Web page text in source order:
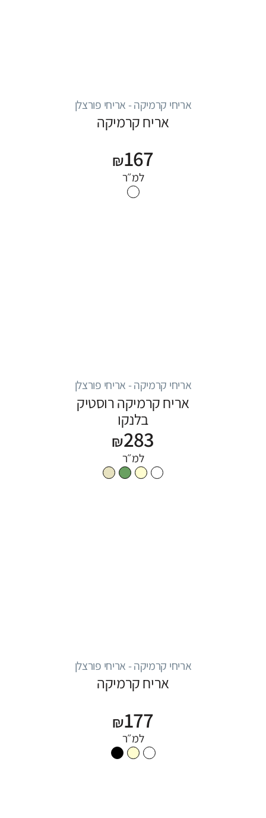
אריחי קרמיקה - אריחי פורצלן
אריח קרמיקה
₪167
למ״ר
אריחי קרמיקה - אריחי פורצלן
אריח קרמיקה רוסטיק
בלנקו
₪283
למ״ר
אריחי קרמיקה - אריחי פורצלן
אריח קרמיקה
₪177
למ״ר